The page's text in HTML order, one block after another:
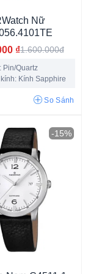
Mỹ
Nhật
Nữ
₫1.600.000đ
Pin/Quartz
Kính Sapphire
So Sánh
-15%